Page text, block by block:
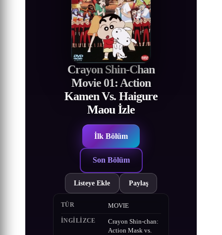
Crayon Shin-Chan
Movie 01: Action
Kamen Vs. Haigure
Maou İzle
İlk Bölüm
Son Bölüm
Listeye Ekle Paylaş
TÜR MOVIE
İNGILIZCE
Crayon Shin-chan:
Action Mask vs.